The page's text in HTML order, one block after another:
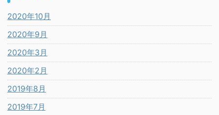
2020年10月
2020年9月
2020年3月
2020年2月
2019年8月
2019年7月